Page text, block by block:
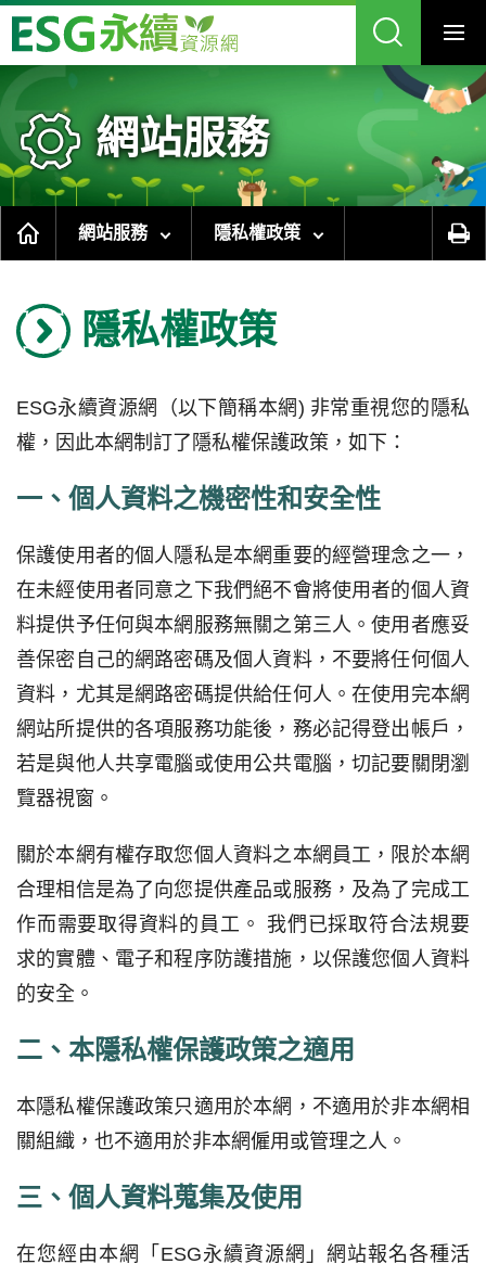
跳
到
塊
網站服務
網站服務 隱私權政策
隱私權政策
ESG永續資源網（以下簡稱本網) 非常重視您的隱私
權，因此本網制訂了隱私權保護政策，如下：
一、個人資料之機密性和安全性
保護使用者的個人隱私是本網重要的經營理念之一，
在未經使用者同意之下我們絕不會將使用者的個人資
料提供予任何與本網服務無關之第三人。使用者應妥
善保密自己的網路密碼及個人資料，不要將任何個人
資料，尤其是網路密碼提供給任何人。在使用完本網
網站所提供的各項服務功能後，務必記得登出帳戶，
若是與他人共享電腦或使用公共電腦，切記要關閉瀏
覽器視窗。
關於本網有權存取您個人資料之本網員工，限於本網
合理相信是為了向您提供產品或服務，及為了完成工
作而需要取得資料的員工。 我們已採取符合法規要
求的實體、電子和程序防護措施，以保護您個人資料
的安全。
二、本隱私權保護政策之適用
本隱私權保護政策只適用於本網，不適用於非本網相
關組織，也不適用於非本網僱用或管理之人。
三、個人資料蒐集及使用
在您經由本網「ESG永續資源網」網站報名各種活